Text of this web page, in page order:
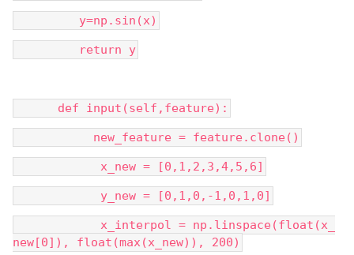
y=np.sin(x)
return y
def input(self,feature):
new_feature = feature.clone()
x_new = [0,1,2,3,4,5,6]
y_new = [0,1,0,-1,0,1,0]
x_interpol = np.linspace(float(x_
new[0]), float(max(x_new)), 200)